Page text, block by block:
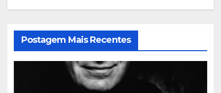
Postagem Mais Recentes